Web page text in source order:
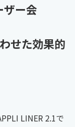
ザー会
せた効果的
LINER 2.1で